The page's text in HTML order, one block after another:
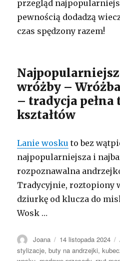
przegląd
pewnością dodadzą
czas spędzony razem!
wróżby –
– tradycja
kształtów
Lanie wosku to bez
najpopularniejsza i
rozpoznawalna
Tradycyjnie, roztopiony
dziurkę od klucza do
Wosk …
Autor
Joana Opublikowano
14 listopada 2024
stylizacje,buty na andrzejki,